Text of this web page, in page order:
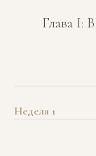
Глава
Неделя 1